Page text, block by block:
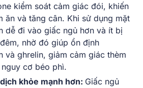
kiểm soát cảm giác đói, khiến
ăn và tăng cân. Khi sử dụng mặt
dễ đi vào giấc ngủ hơn và ít bị
nhờ đó giúp ổn định
và ghrelin, giảm cảm giác thèm
cơ béo phì.
khỏe mạnh hơn: Giấc ngủ